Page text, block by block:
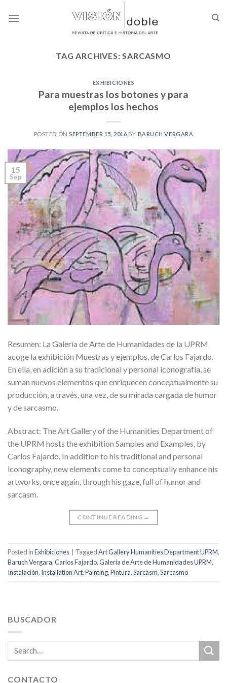
TAG ARCHIVES:SARCASMO
EXHIBICIONES
Para muestras los botones y para
ejemplos los hechos
POSTED ON SEPTEMBER 15, 2016 BY BARUCH VERGARA
15
Sep
Resumen: La Galería de Arte de Humanidades de la UPRM
acoge la exhibición Muestras y ejemplos, de Carlos Fajardo.
En ella, en adición a su tradicional y personal iconografía, se
suman nuevos elementos que enriquecen conceptualmente su
producción, a través, una vez, de su mirada cargada de humor
y de sarcasmo.
Abstract: The Art Gallery of the Humanities Department of
the UPRM hosts the exhibition Samples and Examples, by
Carlos Fajardo. In addition to his traditional and personal
iconography, new elements come to conceptually enhance his
artworks, once again, through his gaze, full of humor and
sarcasm.
CONTINUE READING →
Posted inExhibiciones TaggedArt Gallery Humanities Department UPRM,
Baruch Vergara,Carlos Fajardo,Galería de Arte de Humanidades UPRM,
Instalación, Installation Art,Painting,Pintura,Sarcasm,Sarcasmo
BUSCADOR
CONTACTO